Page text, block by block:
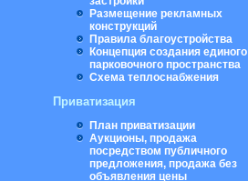
Размещение рекламных
конструкций
Правила благоустройства
Концепция создания единого
парковочного пространства
Схема теплоснабжения
Приватизация
План приватизации
Аукционы, продажа
посредством публичного
предложения, продажа без
объявления цены